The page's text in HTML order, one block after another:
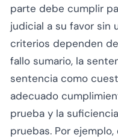
parte debe cumplir
judicial a su favor sin
criterios dependen
fallo sumario, la
sentencia como
adecuado
prueba y la
pruebas. Por